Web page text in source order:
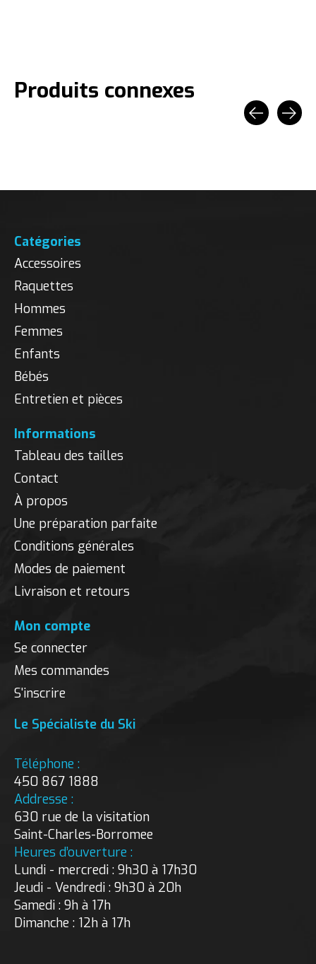
Produits connexes
Catégories
Accessoires
Raquettes
Hommes
Femmes
Enfants
Bébés
Entretien et pièces
Informations
Tableau des tailles
Contact
À propos
Une préparation parfaite
Conditions générales
Modes de paiement
Livraison et retours
Mon compte
Se connecter
Mes commandes
S'inscrire
Le Spécialiste du Ski
Téléphone :
450 867 1888
Addresse :
630 rue de la visitation
Saint-Charles-Borromee
Heures d’ouverture :
Lundi - mercredi : 9h30 à 17h30
Jeudi - Vendredi : 9h30 à 20h
Samedi : 9h à 17h
Dimanche : 12h à 17h